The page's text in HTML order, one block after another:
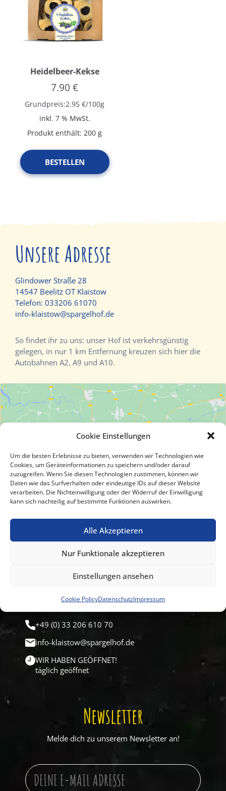
Cookie Einstellungen
Um die besten Erlebnisse zu bieten, verwenden wir Technologien wie
Cookies, um Geräteinformationen zu speichern und/oder darauf
zuzugreifen. Wenn Sie diesen Technologien zustimmen, können wir
Daten wie das Surfverhalten oder eindeutige IDs auf dieser Website
verarbeiten. Die Nichteinwilligung oder der Widerruf der Einwilligung
kann sich nachteilig auf bestimmte Funktionen auswirken.
Alle Akzeptieren
Nur Funktionale akzeptieren
Einstellungen ansehen
Cookie PolicyDatenschutzImpressum
Heidelbeer-Kekse
7.90€
Grundpreis:2.95€/100g
inkl. 7 % MwSt.
Produkt enthält: 200g
BESTELLEN
Klicke hier, um Marketing-Cookies zu
akzeptieren und diesen Inhalt zu
aktivieren
Unsere Adresse
Glindower Straße 28
14547 Beelitz OT Klaistow
Telefon: 033206 61070
info-klaistow@spargelhof.de
So findet ihr zu uns: unser Hof ist verkehrsgünstig
gelegen, in nur 1 km Entfernung kreuzen sich hier die
Autobahnen A2, A9 und A10.
Kontakt
Wir sind für euch da:
+49 (0) 33 206 610 70
info-klaistow@spargelhof.de
WIR HABEN GEÖFFNET!
täglich geöffnet
Newsletter
Melde dich zu unserem Newsletter an!